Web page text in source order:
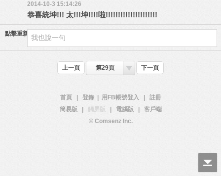
2014-10-3 15:14:26
恭喜統坤!!! 太!!!坤!!!!啦!!!!!!!!!!!!!!!!!!!!!
點擊重新加載
上一頁 第29頁 下一頁
首頁 登錄 用FB帳號登入
註冊
簡易版
觸屏版 電腦版
客戶端
© Comsenz Inc.